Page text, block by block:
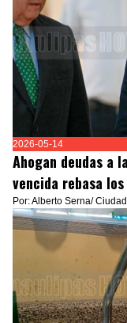
2026-05-14
Ahogan deudas a
vencida rebasa
Por: Alberto Serna/